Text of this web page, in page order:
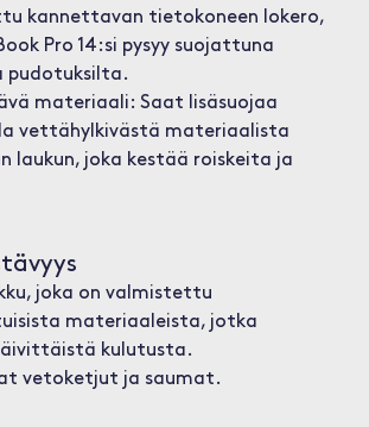
kannettavan tietokoneen lokero,
Pro 14:si pysyy suojattuna
pudotuksilta.
materiaali: Saat lisäsuojaa
vettähylkivästä materiaalista
laukun, joka kestää roiskeita ja
joka on valmistettu
materiaaleista, jotka
kulutusta.
vetoketjut ja saumat.